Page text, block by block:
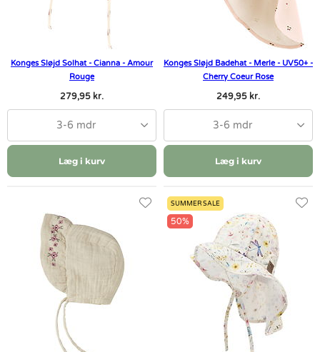
Konges Sløjd Solhat - Cianna - Amour
Rouge
279,95 kr.
3-6 mdr
Læg i kurv
Konges Sløjd Badehat - Merle - UV50+ -
Cherry Coeur Rose
249,95 kr.
3-6 mdr
Læg i kurv
SUMMER SALE
50%